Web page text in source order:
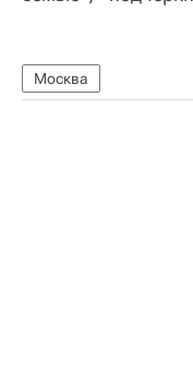
Москва